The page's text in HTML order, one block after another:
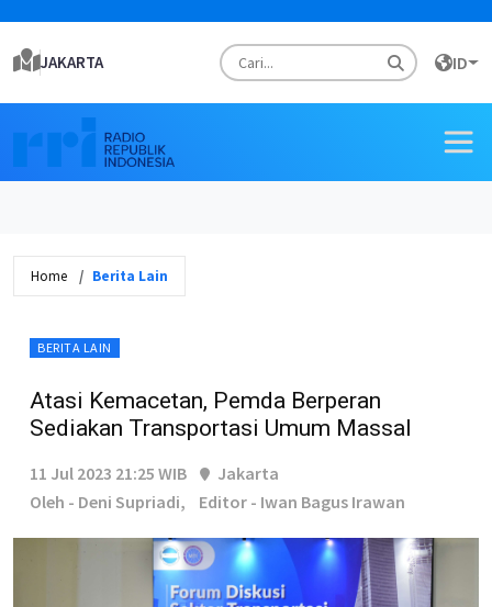
JAKARTA ID
Home Berita Lain
BERITA LAIN
Atasi Kemacetan, Pemda Berperan
Sediakan Transportasi Umum Massal
11 Jul 2023 21:25 WIB
Jakarta
Oleh - Deni Supriadi,
Editor - Iwan Bagus Irawan